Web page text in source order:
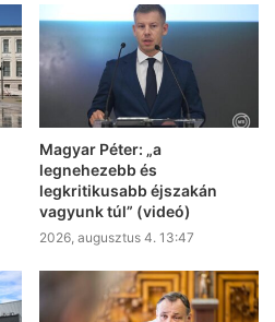
Magyar Péter: „a
legnehezebb és
legkritikusabb éjszakán
vagyunk túl” (videó)
2026, augusztus 4. 13:47